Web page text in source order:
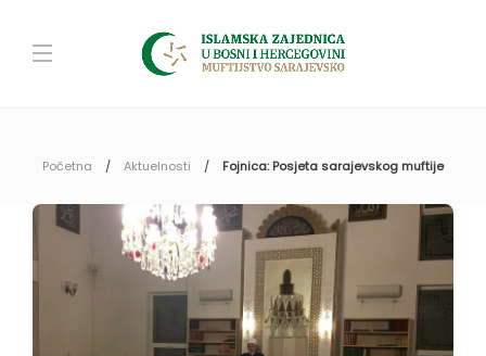
Početna Aktuelnosti Fojnica: Posjeta sarajevskog muftije